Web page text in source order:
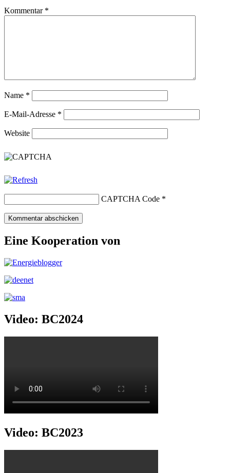
Kommentar *
Name *
E-Mail-Adresse *
Website
CAPTCHA Code *
Eine Kooperation von
Video: BC2024
Video: BC2023